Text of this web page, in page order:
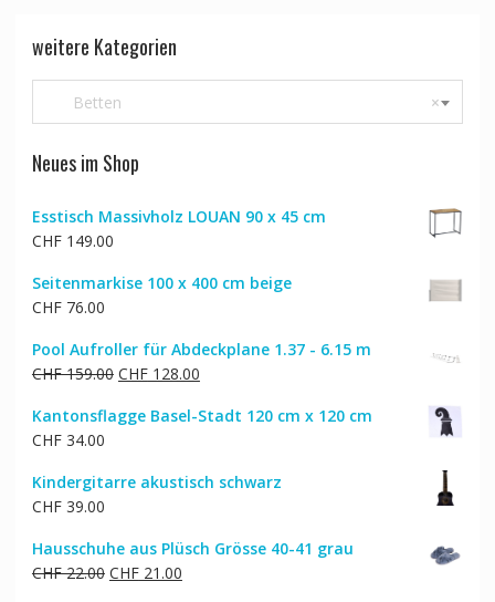
weitere Kategorien
×
Betten
Neues im Shop
Esstisch Massivholz LOUAN 90 x 45 cm
CHF149.00
Seitenmarkise 100 x 400 cm beige
CHF76.00
Pool Aufroller für Abdeckplane 1.37 - 6.15 m
CHF159.00 Ursprünglicher
war:
CHF128.00Aktueller
ist:
Kantonsflagge Basel-Stadt 120 cm x 120 cm
CHF34.00
Kindergitarre akustisch schwarz
CHF39.00
Hausschuhe aus Plüsch Grösse 40-41 grau
CHF22.00 Ursprünglicher
CHF21.00Aktueller